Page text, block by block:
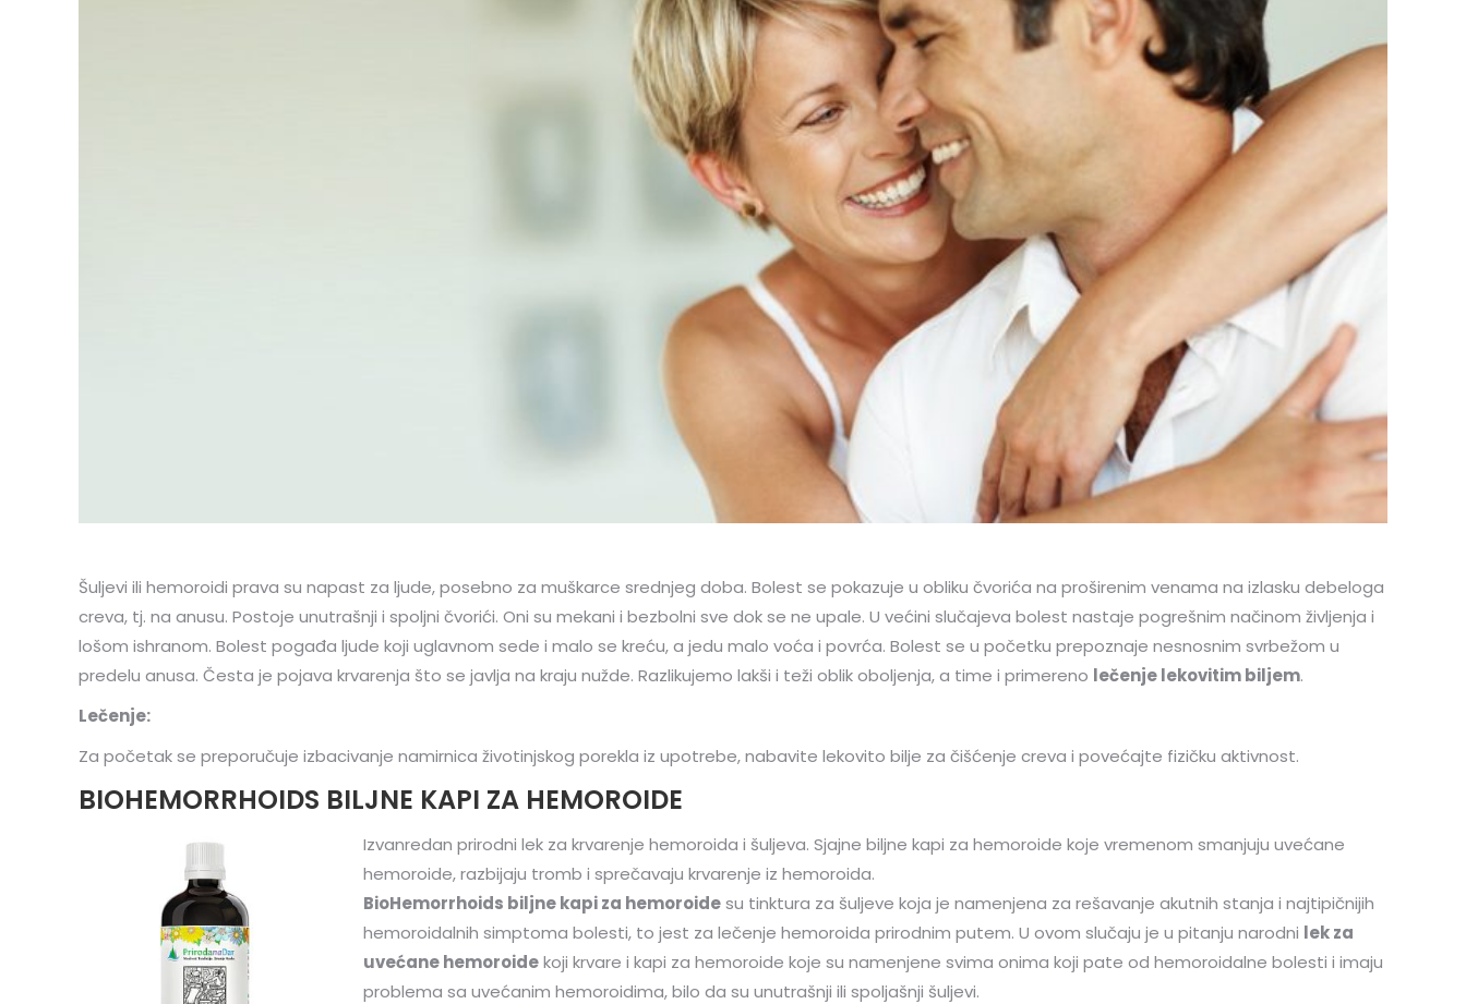
Šuljevi ili hemoroidi prava su napast za ljude, posebno za muškarce srednjeg doba. Bolest se pokazuje u obliku čvorića na proširenim venama na izlasku debeloga
creva, tj. na anusu. Postoje unutrašnji i spoljni čvorići. Oni su mekani i bezbolni sve dok se ne upale. U većini slučajeva bolest nastaje pogrešnim načinom življenja i
lošom ishranom. Bolest pogađa ljude koji uglavnom sede i malo se kreću, a jedu malo voća i povrća. Bolest se u početku prepoznaje nesnosnim svrbežom u
predelu anusa. Česta je pojava krvarenja što se javlja na kraju nužde. Razlikujemo lakši i teži oblik oboljenja, a time i primereno lečenje lekovitim biljem.
Lečenje:
Za početak se preporučuje izbacivanje namirnica životinjskog porekla iz upotrebe, nabavite lekovito bilje za čišćenje creva i povećajte fizičku aktivnost.
BIOHEMORRHOIDS BILJNE KAPI ZA HEMOROIDE
Izvanredan prirodni lek za krvarenje hemoroida i šuljeva. Sjajne biljne kapi za hemoroide koje vremenom smanjuju uvećane
hemoroide, razbijaju tromb i sprečavaju krvarenje iz hemoroida.
BioHemorrhoids biljne kapi za hemoroidesu tinktura za šuljeve koja je namenjena za rešavanje akutnih stanja i najtipičnijih
hemoroidalnih simptoma bolesti, to jest za lečenje hemoroida prirodnim putem. U ovom slučaju je u pitanju narodni lek za
uvećane hemoroidekoji krvare i kapi za hemoroide koje su namenjene svima onima koji pate od hemoroidalne bolesti i imaju
problema sa uvećanim hemoroidima, bilo da su unutrašnji ili spoljašnji šuljevi.